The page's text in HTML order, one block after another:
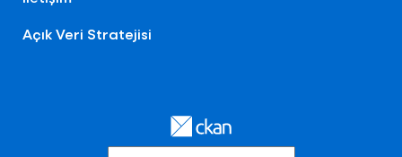
Açık Veri Stratejisi